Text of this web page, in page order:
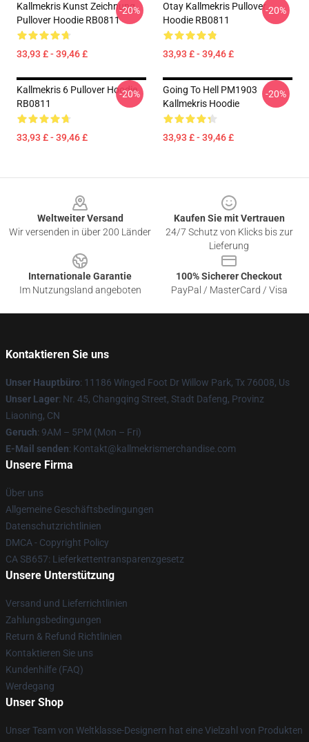
Kallmekris Kunst Zeichnung
Pullover Hoodie RB0811
33,93 £ - 39,46 £
-20%
Otay Kallmekris Pullover
Hoodie RB0811
33,93 £ - 39,46 £
-20%
Kallmekris 6 Pullover Hoodie
RB0811
33,93 £ - 39,46 £
-20%
Going To Hell PM1903
Kallmekris Hoodie
33,93 £ - 39,46 £
-20%
Weltweiter Versand
Wir versenden in über 200 Länder
Kaufen Sie mit Vertrauen
24/7 Schutz von Klicks bis zur
Lieferung
Internationale Garantie
Im Nutzungsland angeboten
100% Sicherer Checkout
PayPal / MasterCard / Visa
Kontaktieren Sie uns
Unser Hauptbüro: 11186 Winged Foot Dr Willow Park, Tx 76008, Us
Unser Lager: Nr. 45, Changqing Street, Stadt Dafeng, Provinz
Liaoning, CN
Geruch: 9AM – 5PM (Mon – Fri)
E-Mail senden: Kontakt@kallmekrismerchandise.com
Unsere Firma
Über uns
Allgemeine Geschäftsbedingungen
Datenschutzrichtlinien
DMCA - Copyright Policy
CA SB657: Lieferkettentransparenzgesetz
Unsere Unterstützung
Versand und Lieferrichtlinien
Zahlungsbedingungen
Return & Refund Richtlinien
Kontaktieren Sie uns
Kundenhilfe (FAQ)
Werdegang
Unser Shop
Unser Team von Weltklasse-Designern hat eine Vielzahl von Produkten